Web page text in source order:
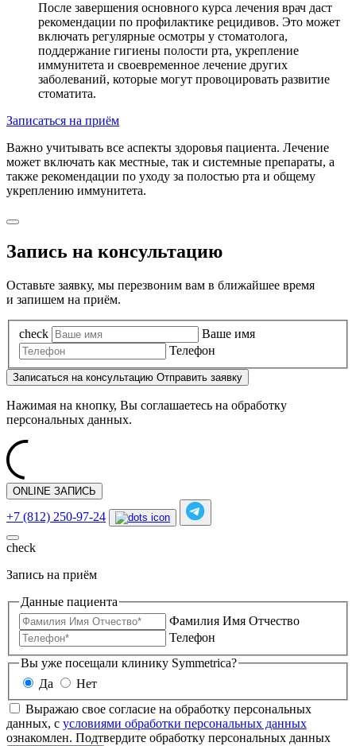
После завершения основного курса лечения врач даст
рекомендации по профилактике рецидивов. Это может
включать регулярные осмотры у стоматолога,
поддержание гигиены полости рта, укрепление
иммунитета и своевременное лечение других
заболеваний, которые могут провоцировать развитие
стоматита.
Записаться на приём
Важно учитывать все аспекты здоровья пациента. Лечение
может включать как местные, так и системные препараты, а
также рекомендации по уходу за полостью рта и общему
укреплению иммунитета.
Запись на консультацию
Оставьте заявку, мы перезвоним вам в ближайшее время
и запишем на приём.
check
Ваше имя
Телефон
Записаться на консультацию Отправить заявку
Нажимая на кнопку, Вы соглашаетесь на обработку
персональных данных.
ONLINE ЗАПИСЬ
+7 (812) 250-97-24
check
Запись на приём
Данные пациента
Фамилия Имя Отчество
Телефон
Вы уже посещали клинику Symmetrica?
Да
Нет
Выражаю свое согласие на обработку персональных
данных, с условиями обработки персональных данных
ознакомлен. Подтвердите обработку персональных данных